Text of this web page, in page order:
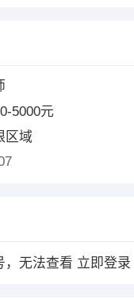
5000元
区域
，无法查看 立即登录